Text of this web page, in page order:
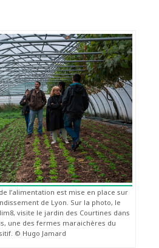
l’alimentation est mise en place sur
de Lyon. Sur la photo, le
visite le jardin des Courtines dans
une des fermes maraichères du
© Hugo Jamard